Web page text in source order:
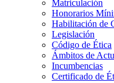
Matriculación
Honorarios
Habilitación de
Legislación
Código de Ética
Ámbitos de
Incumbencias
Certificado de